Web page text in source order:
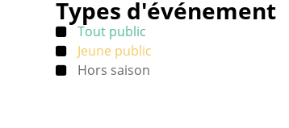
Types d'événement
Tout public
Jeune public
Hors saison